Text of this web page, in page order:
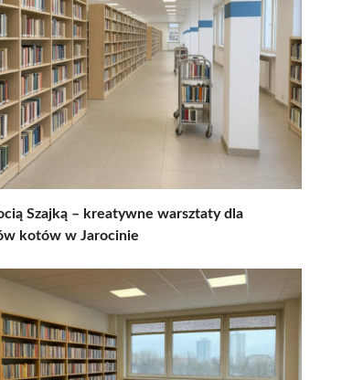
Szajką – kreatywne warsztaty dla
kotów w Jarocinie